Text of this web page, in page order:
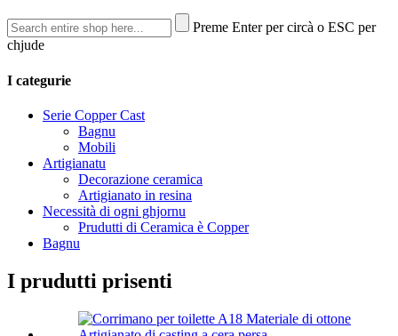
Preme Enter per circà o ESC per
chjude
I categurie
Serie Copper Cast
Bagnu
Mobili
Artigianatu
Decorazione ceramica
Artigianato in resina
Necessità di ogni ghjornu
Prudutti di Ceramica è Copper
Bagnu
I prudutti prisenti